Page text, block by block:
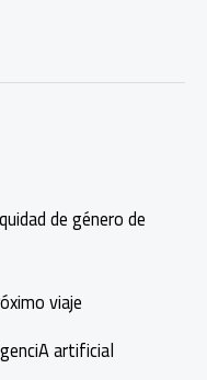
de género de
viaje
artificial